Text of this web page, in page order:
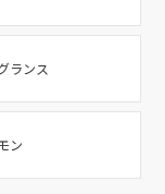
ランス
ン